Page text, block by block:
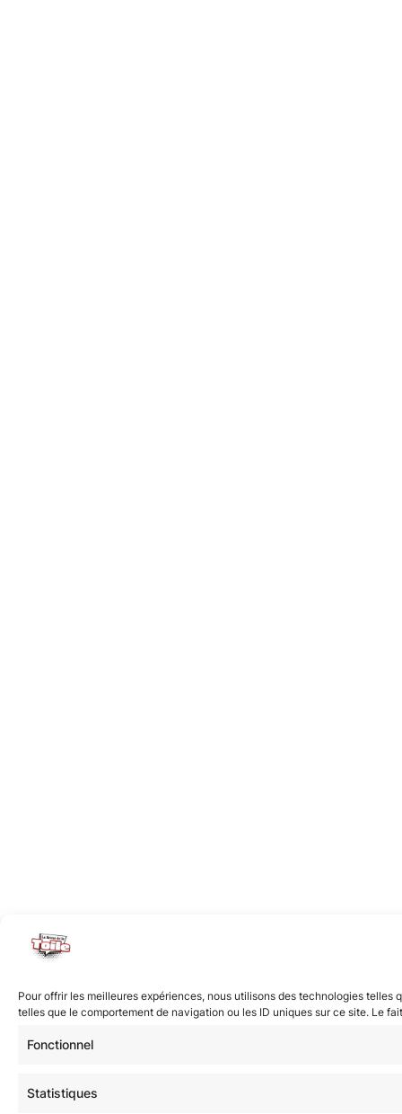
Pour offrir les meilleures expériences, nous utilisons des technologies
telles que le comportement de navigation ou les ID uniques sur ce site. Le
Fonctionnel
Statistiques